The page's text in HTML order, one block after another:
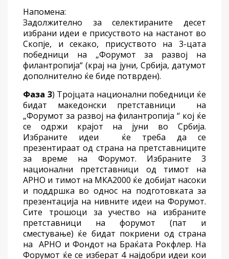
Напомена:
Задолжително за селектираните десет
избрани идеи е присуството на настанот во
Скопје, и секако, присуството на 3-цата
победници на „Форумот за развој на
филантропија“ (крај на јуни, Србија, датумот
дополнително ќе биде потврден).
Фаза 3) Тројцата национални победници ќе
бидат македонски претставници на
„Форумот за развој на филантропија “ кој ќе
се одржи крајот на јуни во Србија.
Избраните идеи ќе треба да се
презентираат од страна на претставниците
за време на Форумот. Избраните 3
национални претставници од тимот на
АРНО и тимот на МКА2000 ќе добијат насоки
и поддршка во однос на подготовката за
презентација на нивните идеи на Форумот.
Сите трошоци за учество на избраните
претставници на форумот (пат и
сместување) ќе бидат покриени од страна
на АРНО и Фондот на Браќата Рокфлер. На
Форумот ќе се изберат 4 најдобри идеи кои